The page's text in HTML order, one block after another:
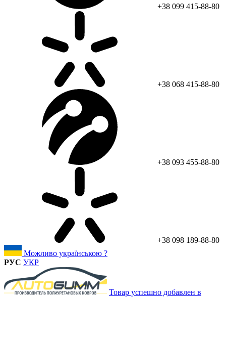
+38 099 415-88-80
+38 068 415-88-80
+38 093 455-88-80
+38 098 189-88-80
Можливо українською ?
РУС УКР
Товар успешно добавлен в